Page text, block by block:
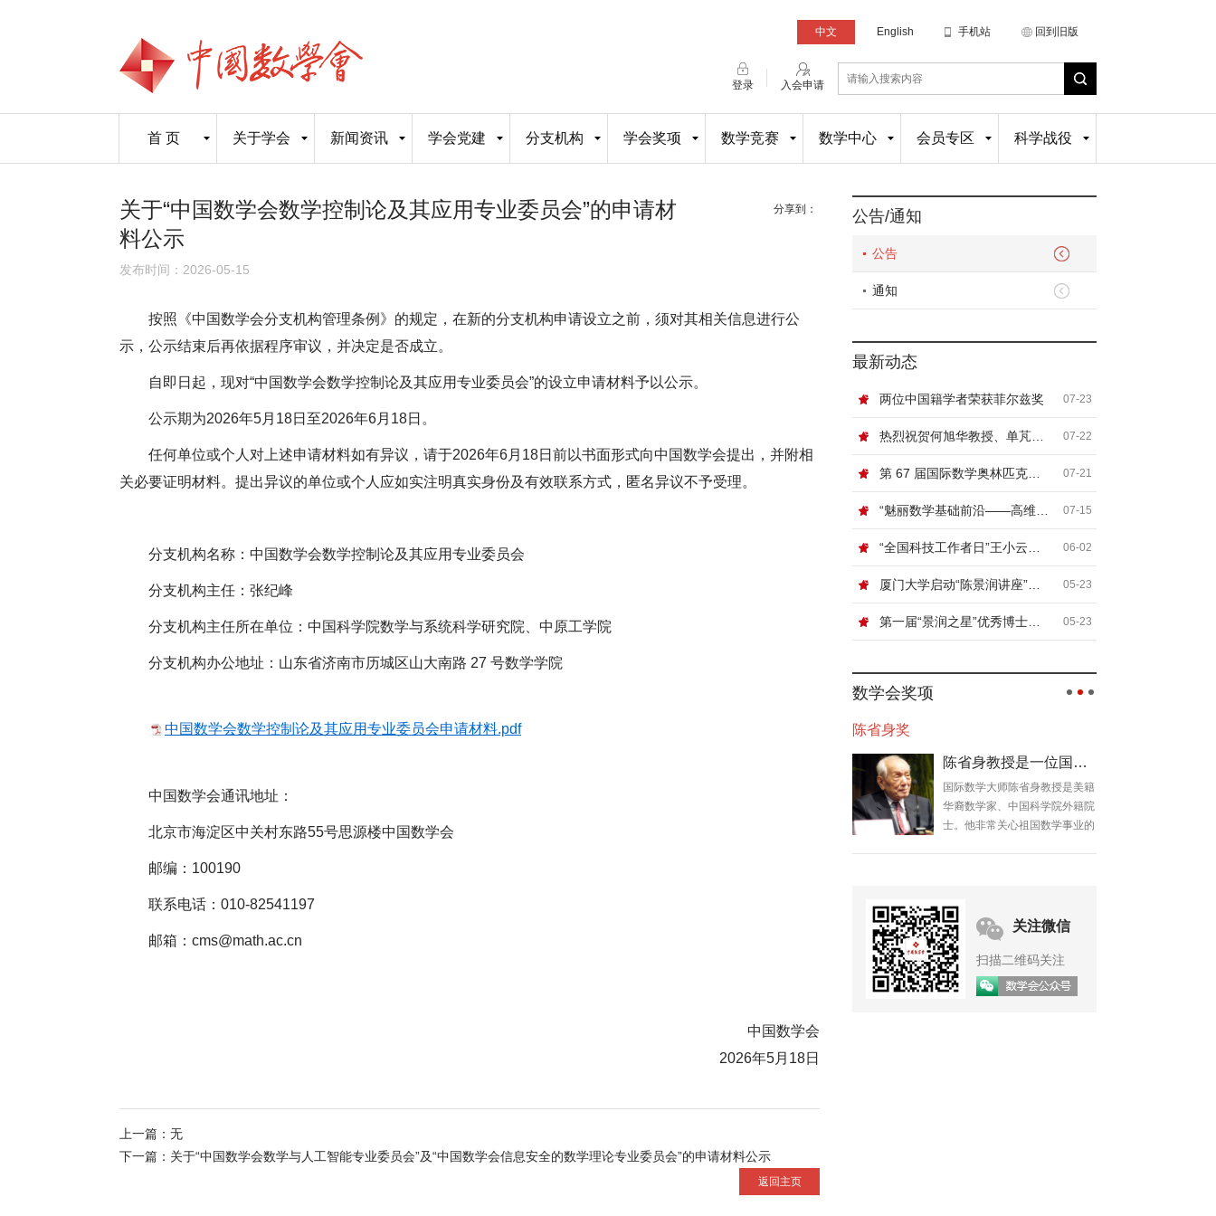
中文 English 手机站 回到旧版
登录 入会申请
首 页 关于学会 新闻资讯 学会党建 分支机构 学会奖项 数学竞赛 数学中心 会员专区 科学战役
关于“中国数学会数学控制论及其应用专业委员会”的申请材
料公示
分享到：
发布时间：2026-05-15
按照《中国数学会分支机构管理条例》的规定，在新的分支机构申请设立之前，须对其相关信息进行公
示，公示结束后再依据程序审议，并决定是否成立。
自即日起，现对“中国数学会数学控制论及其应用专业委员会”的设立申请材料予以公示。
公示期为2026年5月18日至2026年6月18日。
任何单位或个人对上述申请材料如有异议，请于2026年6月18日前以书面形式向中国数学会提出，并附相
关必要证明材料。提出异议的单位或个人应如实注明真实身份及有效联系方式，匿名异议不予受理。
分支机构名称：中国数学会数学控制论及其应用专业委员会
分支机构主任：张纪峰
分支机构主任所在单位：中国科学院数学与系统科学研究院、中原工学院
分支机构办公地址：山东省济南市历城区山大南路 27 号数学学院
中国数学会数学控制论及其应用专业委员会申请材料.pdf
中国数学会通讯地址：
北京市海淀区中关村东路55号思源楼中国数学会
邮编：100190
联系电话：010-82541197
邮箱：cms@math.ac.cn
中国数学会
2026年5月18日
上一篇： 无
下一篇： 关于“中国数学会数学与人工智能专业委员会”及“中国数学会信息安全的数学理论专业委员会”的申请材料公示
返回主页
公告/通知
公告
通知
最新动态
两位中国籍学者荣获菲尔兹奖 07-23
07-22
07-21
07-15
06-02
05-23
05-23
数学会奖项
陈省身奖
陈省身教授是一位国际数学大师
国际数学大师陈省身教授是美籍
华裔数学家、中国科学院外籍院
士。他非常关心祖国数学事业的
关注微信
扫描二维码关注